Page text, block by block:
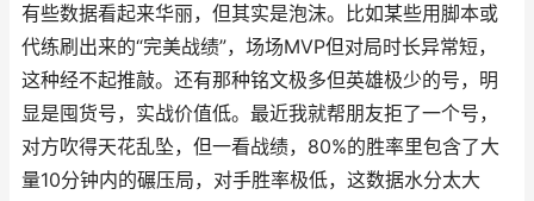
有些数据看起来华丽，但其实是泡沫。比如某些用脚本或
代练刷出来的“完美战绩”，场场MVP但对局时长异常短，
这种经不起推敲。还有那种铭文极多但英雄极少的号，明
显是囤货号，实战价值低。最近我就帮朋友拒了一个号，
对方吹得天花乱坠，但一看战绩，80%的胜率里包含了大
量10分钟内的碾压局，对手胜率极低，这数据水分太大